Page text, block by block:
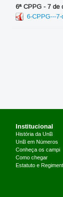
6ª CPPG - 7 de
6-CPPG---
Institucional
História da UnB
UnB em Números
Conheça os campi
Como chegar
Estatuto e